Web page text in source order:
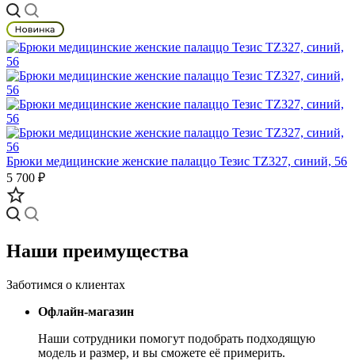
Брюки медицинские женские палаццо Тезис TZ327, синий, 56
5 700 ₽
Наши преимущества
Заботимся о клиентах
Офлайн-магазин
Наши сотрудники помогут подобрать подходящую
модель и размер, и вы сможете её примерить.